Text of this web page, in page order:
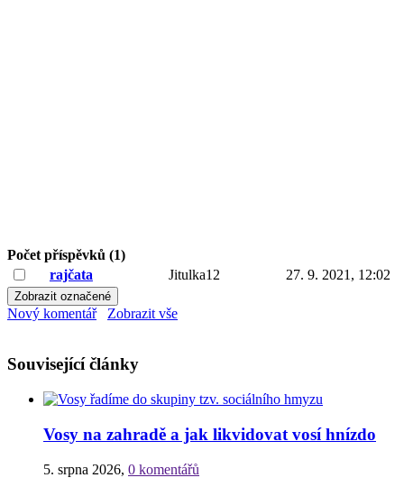
Počet příspěvků (1)
rajčata
Jitulka12 27. 9. 2021, 12:02
Nový komentář Zobrazit vše
Související články
Vosy na zahradě a jak likvidovat vosí hnízdo
5. srpna 2026, 0 komentářů